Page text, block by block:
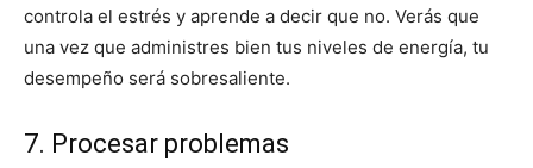
controla el estrés y aprende a decir que no. Verás que
una vez que administres bien tus niveles de energía, tu
desempeño será sobresaliente.
7. Procesar problemas